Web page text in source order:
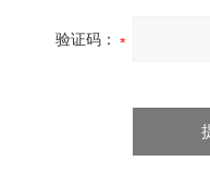
验证码：